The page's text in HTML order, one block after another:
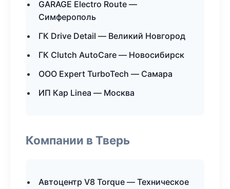
GARAGE Electro Route —
Симферополь
ГК Drive Detail — Великий Новгород
ГК Clutch AutoCare — Новосибирск
ООО Expert TurboTech — Самара
ИП Кар Linea — Москва
Компании в Тверь
Автоцентр V8 Torque — Техническое